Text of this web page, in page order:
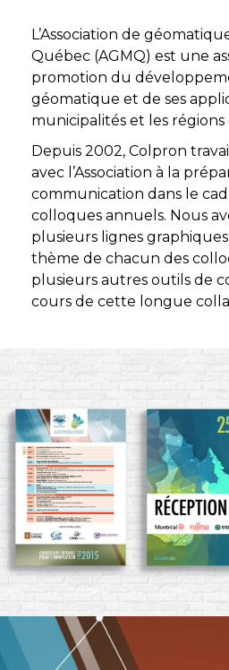
L’Association de
Québec (AGMQ) est une
promotion du
géomatique et de ses
municipalités et les
Depuis 2002, Colpron
avec l’Association à la
communication dans le
colloques annuels. Nous
plusieurs lignes
thème de chacun des
plusieurs autres outils de
cours de cette longue